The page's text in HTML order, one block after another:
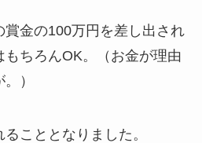
金の100万円を差し出され
ちろんOK。（お金が理由
）
こととなりました。